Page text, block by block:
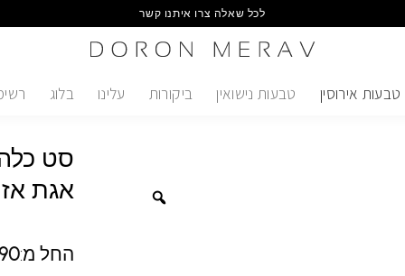
לכל שאלה צרו איתנו קשר
טבעות אירוסין טבעות נישואין ביקורות עלינו בלוג
סט
אגת
החל מ: